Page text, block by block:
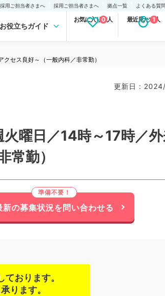
用ご担当者さまへ 採用ご担当者さまへ 拠点一覧 よくある質
お役立ちガイド
お気に入り求人
0 最近見た求人
1
セス良好～（一般内科／非常勤）
更新日 :
日／14時～17時／外
勤）
新の募集状況を問い合わせる
おります。
ります。